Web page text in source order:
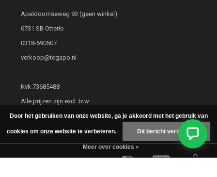
Apeldoornseweg 93 (geen winkel)
6731 SB Otterlo
0318-590507
verkoop@tegapo.nl
Kvk 73685488
Alle prijzen zijn excl. btw
Door het gebruiken van onze website, ga je akkoord met het gebruik van
cookies om onze website te verbeteren. Dit bericht verbergen
Meer over cookies »